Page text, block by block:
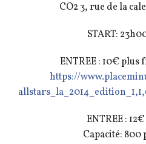
CO2 3, rue de la
START:
ENTREE : 10€ plus
https://
allstars_la_2014_edition_1,
ENTREE :
Capacité: 800